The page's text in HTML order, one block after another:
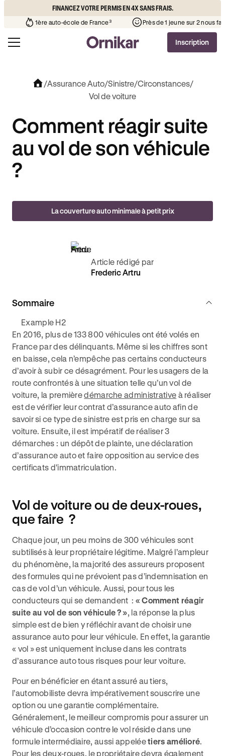
FINANCEZ VOTRE PERMIS EN 4X SANS FRAIS.
école de votre quartier¹ 1ère auto-école de France³
Inscription
/Assurance Auto/Sinistre/Circonstances/
Vol de voiture
Comment réagir suite
au vol de son véhicule
?
La couverture auto minimale à petit prix
Article rédigé par
Frederic Artru
Sommaire
Example H2
En 2016, plus de 133 800 véhicules ont été volés en
France par des délinquants. Même si les chiffres sont
en baisse, cela n’empêche pas certains conducteurs
d’avoir à subir ce désagrément. Pour les usagers de la
route confrontés à une situation telle qu’un vol de
voiture, la premièredémarche administrative à réaliser
est de vérifier leur contrat d’assurance auto afin de
savoir si ce type de sinistre est pris en charge sur sa
voiture. Ensuite, il est impératif de réaliser 3
démarches : un dépôt de plainte, une déclaration
d’assurance auto et faire opposition au service des
certificats d'immatriculation.
Vol de voiture ou de deux-roues,
que faire ?
Chaque jour, un peu moins de 300 véhicules sont
subtilisés à leur propriétaire légitime. Malgré l’ampleur
du phénomène, la majorité des assureurs proposent
des formules qui ne prévoient pas d’indemnisation en
cas de vol d’un véhicule. Aussi, pour tous les
conducteurs qui se demandent : « Comment réagir
suite au vol de son véhicule ? », la réponse la plus
simple est de bien y réfléchir avant de choisir une
assurance auto pour leur véhicule. En effet, la garantie
« vol » est uniquement incluse dans les contrats
d’assurance auto tous risques pour leur voiture.
Pour en bénéficier en étant assuré au tiers,
l’automobiliste devra impérativement souscrire une
option ou une garantie complémentaire.
Généralement, le meilleur compromis pour assurer un
véhicule d’occasion contre le vol réside dans une
formule intermédiaire, aussi appeléetiers amélioré.
Pour les deux-roues, le propriétaire devra également